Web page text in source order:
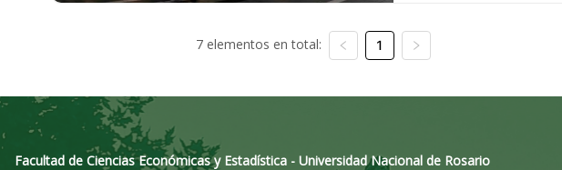
7 elementos en total: 1
Facultad de Ciencias Económicas y Estadística - Universidad Nacional de Rosario